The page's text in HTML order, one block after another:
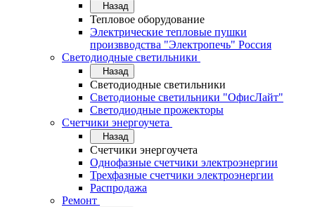
Назад
Тепловое оборудование
Электрические тепловые пушки
произвводства "Электропечь" Россия
Светодиодные светильники
Назад
Светодиодные светильники
Светодионые светильники "ОфисЛайт"
Светодиодные прожекторы
Счетчики энергоучета
Назад
Счетчики энергоучета
Однофазные счетчики электроэнергии
Трехфазные счетчики электроэнергии
Распродажа
Ремонт